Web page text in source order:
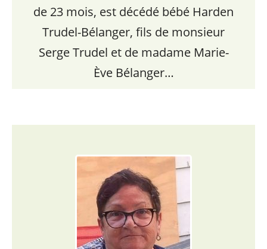
de 23 mois, est décédé bébé Harden
Trudel-Bélanger, fils de monsieur
Serge Trudel et de madame Marie-
Ève Bélanger…